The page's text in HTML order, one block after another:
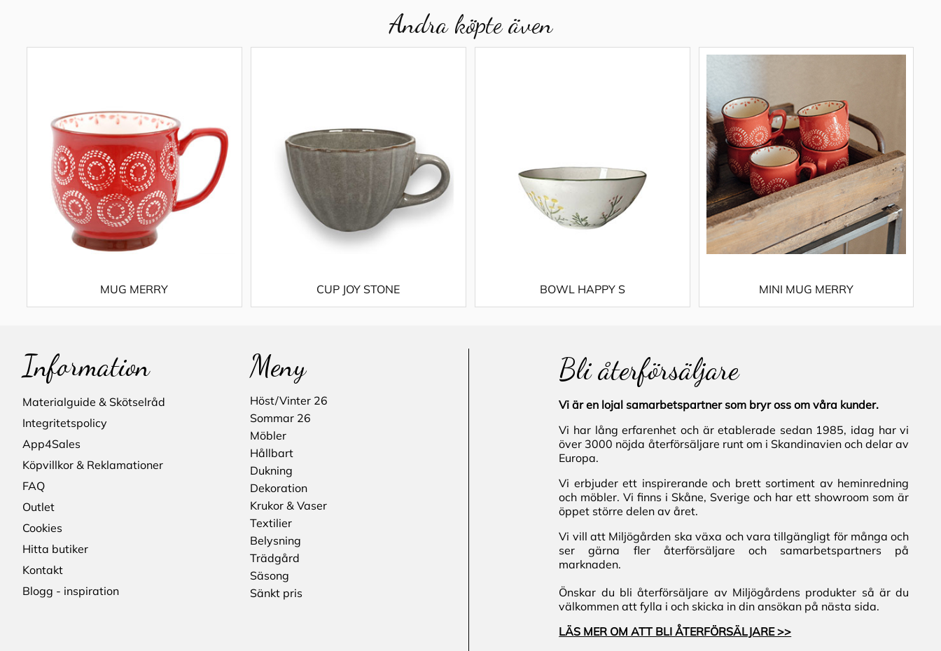
Andra köpte även
MUG MERRY CUP JOY STONE BOWL HAPPY S MINI MUG MERRY
Information
Materialguide & Skötselråd
Integritetspolicy
App4Sales
Köpvillkor & Reklamationer
FAQ
Outlet
Cookies
Hitta butiker
Kontakt
Blogg - inspiration
Meny
Höst/Vinter 26
Sommar 26
Möbler
Hållbart
Dukning
Dekoration
Krukor & Vaser
Textilier
Belysning
Trädgård
Säsong
Sänkt pris
Bli återförsäljare
Vi är en lojal samarbetspartner som bryr oss om våra kunder.
Vi har lång erfarenhet och är etablerade sedan 1985, idag har vi
över 3000 nöjda återförsäljare runt om i Skandinavien och delar av
Europa.
Vi erbjuder ett inspirerande och brett sortiment av heminredning
och möbler. Vi finns i Skåne, Sverige och har ett showroom som är
öppet större delen av året.
Vi vill att Miljögården ska växa och vara tillgängligt för många och
ser gärna fler återförsäljare och samarbetspartners på
marknaden.
Önskar du bli återförsäljare av Miljögårdens produkter så är du
välkommen att fylla i och skicka in din ansökan på nästa sida.
LÄS MER OM ATT BLI ÅTERFÖRSÄLJARE >>